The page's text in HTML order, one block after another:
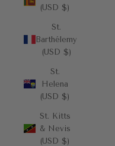
(USD $)
St.
Barthélemy
(USD $)
St.
Helena
(USD $)
St. Kitts
& Nevis
(USD $)